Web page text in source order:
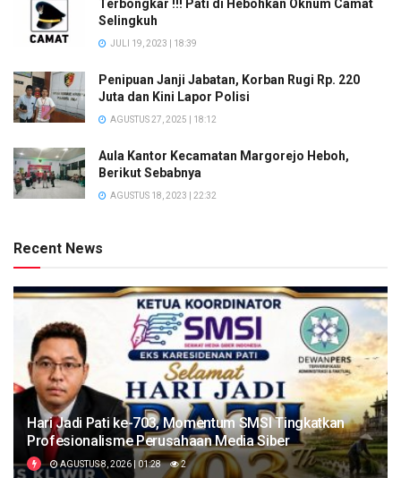
Terbongkar !!! Pati di Hebohkan Oknum Camat
Selingkuh
JULI 19, 2023 | 18:39
Penipuan Janji Jabatan, Korban Rugi Rp. 220
Juta dan Kini Lapor Polisi
AGUSTUS 27, 2025 | 18:12
Aula Kantor Kecamatan Margorejo Heboh,
Berikut Sebabnya
AGUSTUS 18, 2023 | 22:32
Recent News
Hari Jadi Pati ke-703, Momentum SMSI Tingkatkan
Profesionalisme Perusahaan Media Siber
AGUSTUS 8, 2026 | 01:28 2